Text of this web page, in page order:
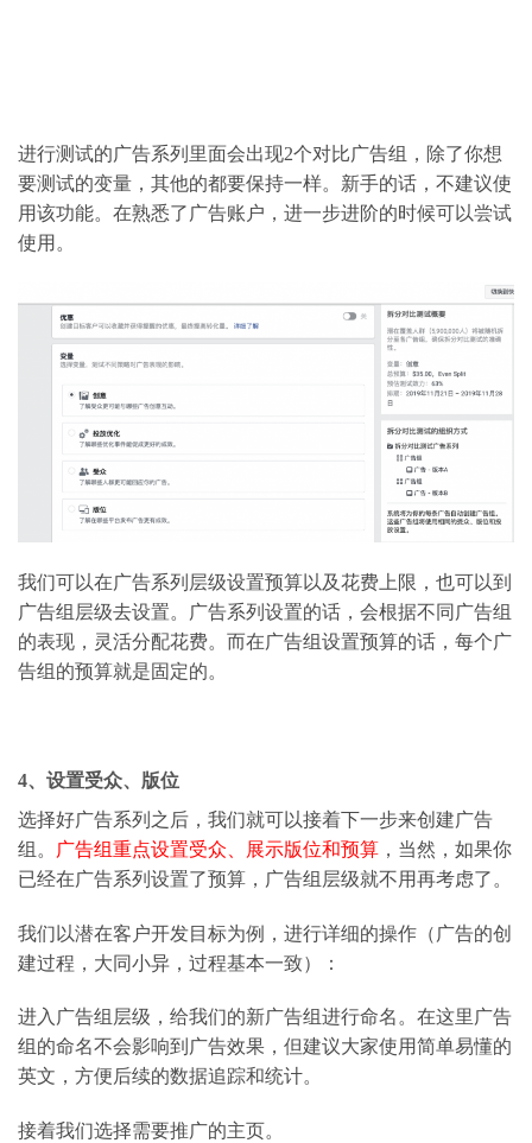
进行测试的广告系列里面会出现2个对比广告组，除了你想
要测试的变量，其他的都要保持一样。新手的话，不建议使
用该功能。在熟悉了广告账户，进一步进阶的时候可以尝试
使用。
我们可以在广告系列层级设置预算以及花费上限，也可以到
广告组层级去设置。广告系列设置的话，会根据不同广告组
的表现，灵活分配花费。而在广告组设置预算的话，每个广
告组的预算就是固定的。
4、设置受众、版位
选择好广告系列之后，我们就可以接着下一步来创建广告
组。
广告组重点设置受众、展示版位和预算 ，当然，如果你
已经在广告系列设置了预算，广告组层级就不用再考虑了。
我们以潜在客户开发目标为例，进行详细的操作（广告的创
建过程，大同小异，过程基本一致）：
进入广告组层级，给我们的新广告组进行命名。在这里广告
组的命名不会影响到广告效果，但建议大家使用简单易懂的
英文，方便后续的数据追踪和统计。
接着我们选择需要推广的主页。